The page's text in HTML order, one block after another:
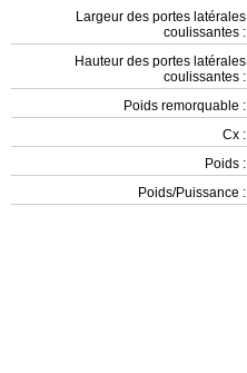
Largeur des portes latérales
coulissantes :
Hauteur des portes latérales
coulissantes :
Poids remorquable :
Cx :
Poids :
Poids/Puissance :